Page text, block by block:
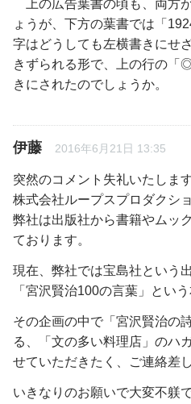
上の広告葉書の頃も、両方
ょうが、下方の葉書では「
字はどうしても左横書きにせ
きずられる形で、上の行の
きにされたのでしょうか。
伊藤 2016年6月21日 13:35
突然のコメント失礼いたします
株式会社ループスプロダクシ
弊社は出版社から書籍やムッ
ております。
現在、弊社では宝島社という
「宮沢賢治100の言葉」とい
その企画の中で「宮沢賢治の
る、「文の多い料理店」のハ
せていただきたく、ご連絡差
いきなりのお願いで大変不躾